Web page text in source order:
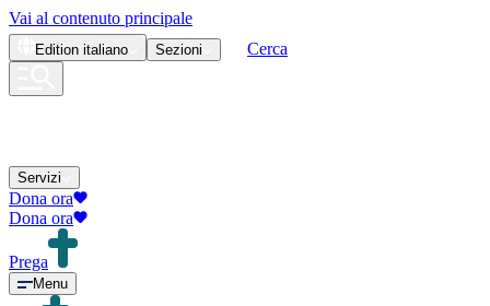
Vai al contenuto principale
Edition italiano Sezioni Cerca
Servizi
Dona ora
Dona ora
Prega
Menu